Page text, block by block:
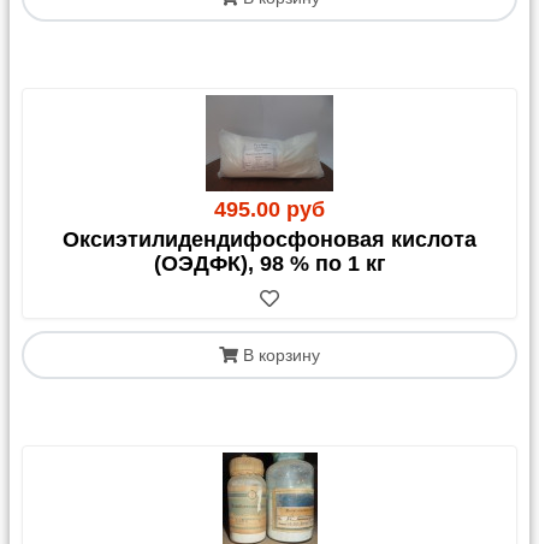
495.00 руб
Оксиэтилидендифосфоновая кислота
(ОЭДФК), 98 % по 1 кг
В корзину